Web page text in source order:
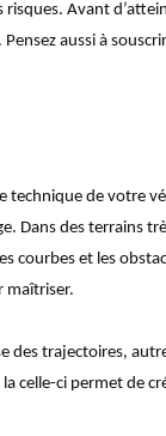
Avant
aussi à
de votre
Dans des terrains
courbes et les
maîtriser.
des trajectoires,
celle-ci permet de